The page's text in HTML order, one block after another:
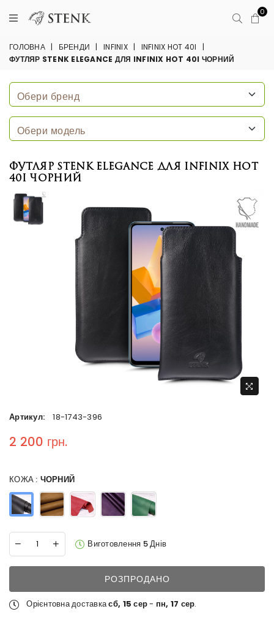
0
ГОЛОВНА | БРЕНДИ | INFINIX | INFINIX HOT 40I
|
ФУТЛЯР STENK ELEGANCE ДЛЯ INFINIX HOT 40I ЧОРНИЙ
Футляр Stenk Elegance для Infinix Hot
40i Чорний
Артикул: 18-1743-396
Regular price
2 200 грн.
КОЖА : ЧОРНИЙ
Виготовлення 5 Днів
РОЗПРОДАНО
Орієнтовна доставкасб, 15 сер- пн, 17 сер.